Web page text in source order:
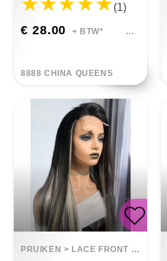
(1)
€ 28.00 + BTW*
8888 CHINA QUEENS
PRUIKEN > LACE FRONT WIGS